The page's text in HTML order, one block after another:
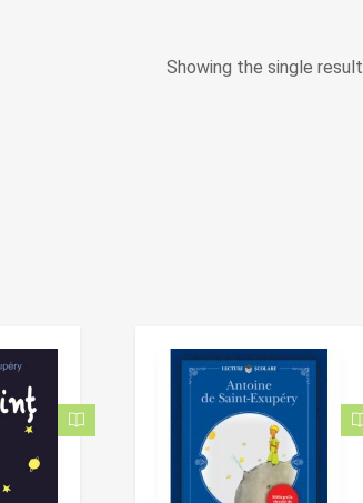
Showing the single result